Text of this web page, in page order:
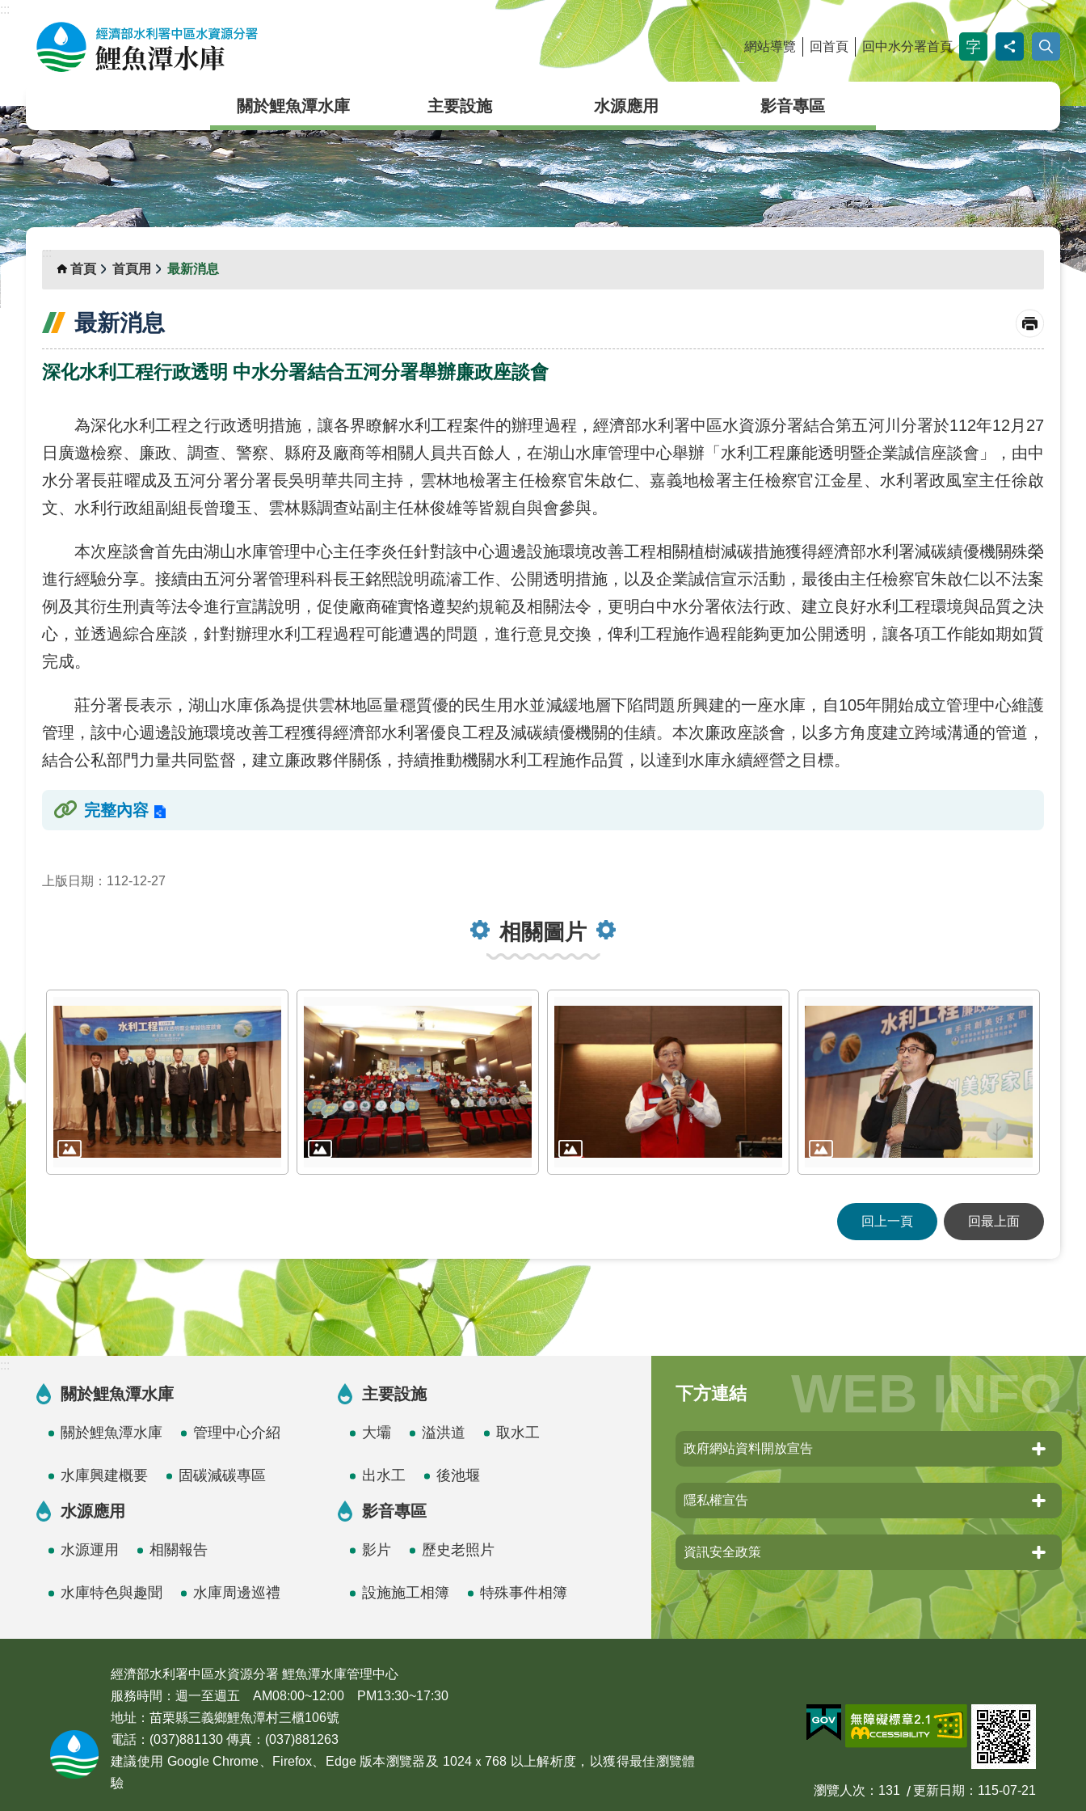
跳到主要內容區塊
:::
_
網站導覽 回首頁 回中水分署首頁
關於鯉魚潭水庫 主要設施 水源應用 影音專區
:::
首頁
首頁用 最新消息
最新消息
深化水利工程行政透明 中水分署結合五河分署舉辦廉政座談會
為深化水利工程之行政透明措施，讓各界瞭解水利工程案件的辦理過程，經濟部水利署中區水資源分署結合第五河川分署於112年12月27
日廣邀檢察、廉政、調查、警察、縣府及廠商等相關人員共百餘人，在湖山水庫管理中心舉辦「水利工程廉能透明暨企業誠信座談會」，由中
水分署長莊曜成及五河分署分署長吳明華共同主持，雲林地檢署主任檢察官朱啟仁、嘉義地檢署主任檢察官江金星、水利署政風室主任徐啟
文、水利行政組副組長曾瓊玉、雲林縣調查站副主任林俊雄等皆親自與會參與。
本次座談會首先由湖山水庫管理中心主任李炎任針對該中心週邊設施環境改善工程相關植樹減碳措施獲得經濟部水利署減碳績優機關殊榮
進行經驗分享。接續由五河分署管理科科長王銘熙說明疏濬工作、公開透明措施，以及企業誠信宣示活動，最後由主任檢察官朱啟仁以不法案
例及其衍生刑責等法令進行宣講說明，促使廠商確實恪遵契約規範及相關法令，更明白中水分署依法行政、建立良好水利工程環境與品質之決
心，並透過綜合座談，針對辦理水利工程過程可能遭遇的問題，進行意見交換，俾利工程施作過程能夠更加公開透明，讓各項工作能如期如質
完成。
莊分署長表示，湖山水庫係為提供雲林地區量穩質優的民生用水並減緩地層下陷問題所興建的一座水庫，自105年開始成立管理中心維護
管理，該中心週邊設施環境改善工程獲得經濟部水利署優良工程及減碳績優機關的佳績。本次廉政座談會，以多方角度建立跨域溝通的管道，
結合公私部門力量共同監督，建立廉政夥伴關係，持續推動機關水利工程施作品質，以達到水庫永續經營之目標。
完整內容
上版日期：112-12-27
相關圖片
回上一頁 回最上面
:::
關於鯉魚潭水庫
關於鯉魚潭水庫 管理中心介紹
水庫興建概要 固碳減碳專區
主要設施
大壩 溢洪道 取水工
出水工 後池堰
水源應用
水源運用 相關報告
水庫特色與趣聞 水庫周邊巡禮
影音專區
影片 歷史老照片
設施施工相簿 特殊事件相簿
下方連結
政府網站資料開放宣告
隱私權宣告
資訊安全政策
經濟部水利署中區水資源分署 鯉魚潭水庫管理中心
服務時間：週一至週五 AM08:00~12:00 PM13:30~17:30
地址：苗栗縣三義鄉鯉魚潭村三櫃106號
電話：(037)881130 傳真：(037)881263
建議使用 Google Chrome、Firefox、Edge 版本瀏覽器及 1024ｘ768 以上解析度，以獲得最佳瀏覽體
驗
瀏覽人次 131 更新日期 115-07-21